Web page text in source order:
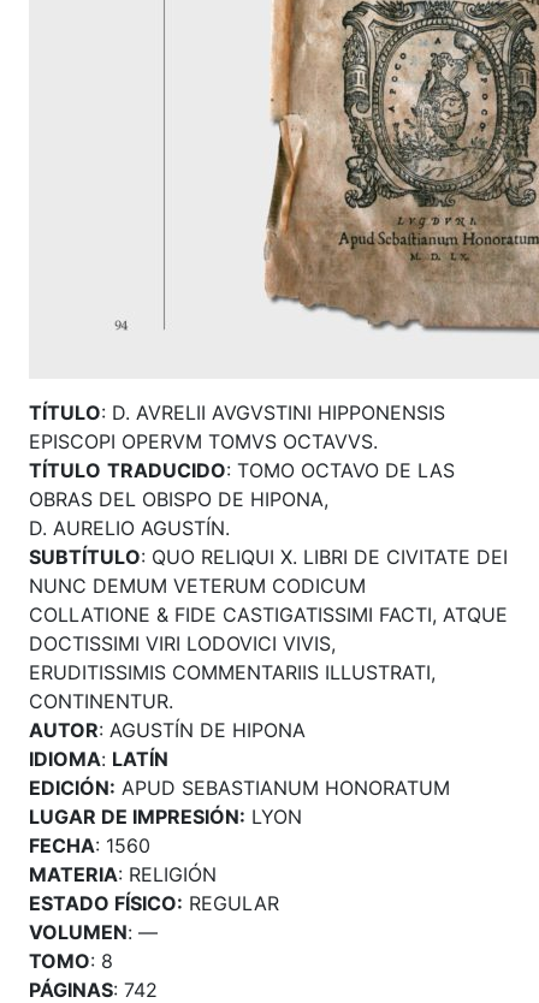
TÍTULO: D. AVRELII AVGVSTINI HIPPONENSIS
EPISCOPI OPERVM TOMVS OCTAVVS.
TÍTULO TRADUCIDO: TOMO OCTAVO DE LAS
OBRAS DEL OBISPO DE HIPONA,
D. AURELIO AGUSTÍN.
SUBTÍTULO: QUO RELIQUI X. LIBRI DE CIVITATE DEI
NUNC DEMUM VETERUM CODICUM
COLLATIONE & FIDE CASTIGATISSIMI FACTI, ATQUE
DOCTISSIMI VIRI LODOVICI VIVIS,
ERUDITISSIMIS COMMENTARIIS ILLUSTRATI,
CONTINENTUR.
AUTOR: AGUSTÍN DE HIPONA
IDIOMA: LATÍN
EDICIÓN: APUD SEBASTIANUM HONORATUM
LUGAR DE IMPRESIÓN: LYON
FECHA: 1560
MATERIA: RELIGIÓN
ESTADO FÍSICO: REGULAR
VOLUMEN: —
TOMO: 8
PÁGINAS: 742